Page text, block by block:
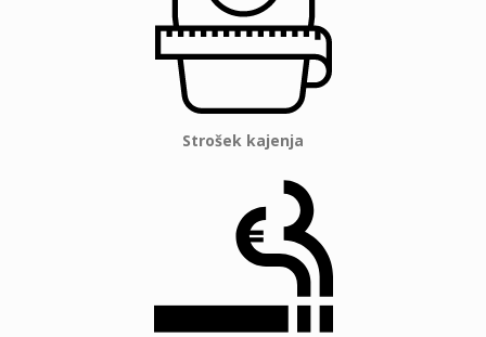
Strošek kajenja